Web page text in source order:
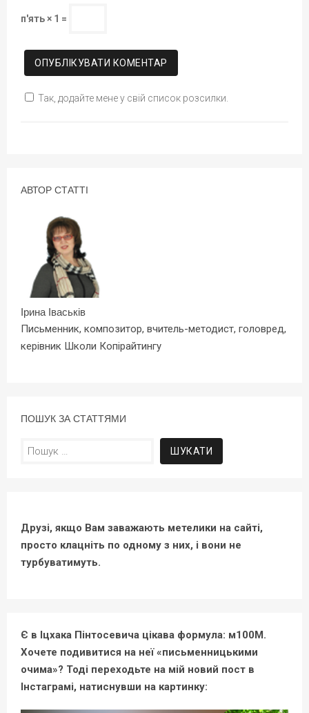
п'ять × 1 =
Так, додайте мене у свій список розсилки.
АВТОР СТАТТІ
Ірина Іваськів
Письменник, композитор, вчитель-методист, головред,
керівник Школи Копірайтингу
ПОШУК ЗА СТАТТЯМИ
Пошук:
Друзі, якщо Вам заважають метелики на сайті,
просто клацніть по одному з них, і вони не
турбуватимуть.
Є в Іцхака Пінтосевича цікава формула: м100М.
Хочете подивитися на неї «письменницькими
очима»? Тоді переходьте на мій новий пост в
Інстаграмі, натиснувши на картинку: